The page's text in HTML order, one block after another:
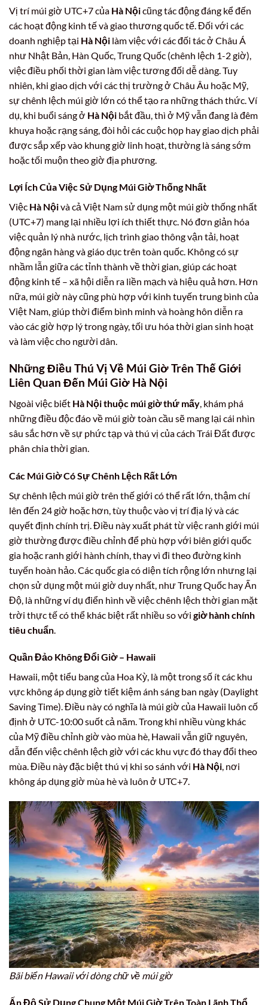
Vị trí múi giờ UTC+7 của Hà Nộicũng tác động đáng kể đến
các hoạt động kinh tế và giao thương quốc tế. Đối với các
doanh nghiệp tại Hà Nội làm việc với các đối tác ở Châu Á
như Nhật Bản, Hàn Quốc, Trung Quốc (chênh lệch 1-2 giờ),
việc điều phối thời gian làm việc tương đối dễ dàng. Tuy
nhiên, khi giao dịch với các thị trường ở Châu Âu hoặc Mỹ,
sự chênh lệch múi giờ lớn có thể tạo ra những thách thức. Ví
dụ, khi buổi sáng ở Hà Nội bắt đầu, thì ở Mỹ vẫn đang là đêm
khuya hoặc rạng sáng, đòi hỏi các cuộc họp hay giao dịch phải
được sắp xếp vào khung giờ linh hoạt, thường là sáng sớm
hoặc tối muộn theo giờ địa phương.
Lợi Ích Của Việc Sử Dụng Múi Giờ Thống Nhất
Việc Hà Nộivà cả Việt Nam sử dụng một múi giờ thống nhất
(UTC+7) mang lại nhiều lợi ích thiết thực. Nó đơn giản hóa
việc quản lý nhà nước, lịch trình giao thông vận tải, hoạt
động ngân hàng và giáo dục trên toàn quốc. Không có sự
nhầm lẫn giữa các tỉnh thành về thời gian, giúp các hoạt
động kinh tế – xã hội diễn ra liền mạch và hiệu quả hơn. Hơn
nữa, múi giờ này cũng phù hợp với kinh tuyến trung bình của
Việt Nam, giúp thời điểm bình minh và hoàng hôn diễn ra
vào các giờ hợp lý trong ngày, tối ưu hóa thời gian sinh hoạt
và làm việc cho người dân.
Những Điều Thú Vị Về Múi Giờ Trên Thế Giới
Liên Quan Đến Múi Giờ Hà Nội
Ngoài việc biết Hà Nội thuộc múi giờ thứ mấy , khám phá
những điều độc đáo về múi giờ toàn cầu sẽ mang lại cái nhìn
sâu sắc hơn về sự phức tạp và thú vị của cách Trái Đất được
phân chia thời gian.
Các Múi Giờ Có Sự Chênh Lệch Rất Lớn
Sự chênh lệch múi giờ trên thế giới có thể rất lớn, thậm chí
lên đến 24 giờ hoặc hơn, tùy thuộc vào vị trí địa lý và các
quyết định chính trị. Điều này xuất phát từ việc ranh giới múi
giờ thường được điều chỉnh để phù hợp với biên giới quốc
gia hoặc ranh giới hành chính, thay vì đi theo đường kinh
tuyến hoàn hảo. Các quốc gia có diện tích rộng lớn nhưng lại
chọn sử dụng một múi giờ duy nhất, như Trung Quốc hay Ấn
Độ, là những ví dụ điển hình về việc chênh lệch thời gian mặt
trời thực tế có thể khác biệt rất nhiều so với giờ hành chính
tiêu chuẩn
Quần Đảo Không Đổi Giờ – Hawaii
Hawaii, một tiểu bang của Hoa Kỳ, là một trong số ít các khu
vực không áp dụng giờ tiết kiệm ánh sáng ban ngày (Daylight
Saving Time). Điều này có nghĩa là múi giờ của Hawaii luôn cố
định ở UTC-10:00 suốt cả năm. Trong khi nhiều vùng khác
của Mỹ điều chỉnh giờ vào mùa hè, Hawaii vẫn giữ nguyên,
dẫn đến việc chênh lệch giờ với các khu vực đó thay đổi theo
mùa. Điều này đặc biệt thú vị khi so sánh với Hà Nội, nơi
không áp dụng giờ mùa hè và luôn ở UTC+7.
Bãi biển Hawaii với dòng chữ về múi giờ
Ấn Độ Sử Dụng Chung Một Múi Giờ Trên Toàn Lãnh Thổ